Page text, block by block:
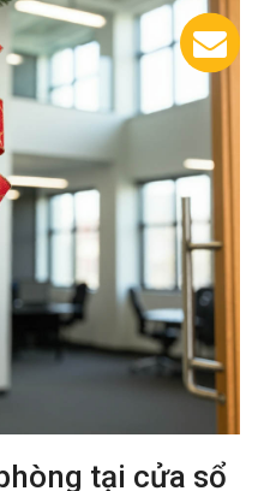
tại cửa sổ
chúng